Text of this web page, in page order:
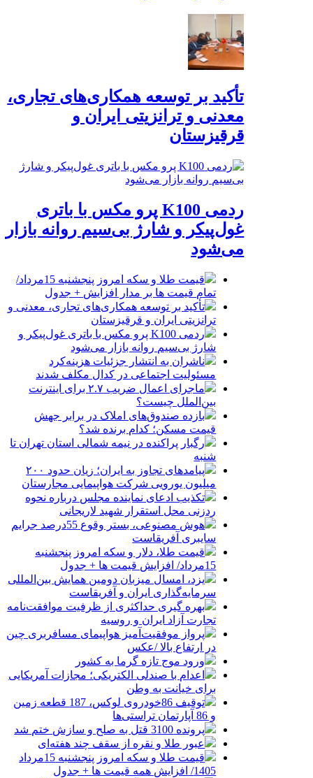
تأکید بر توسعه همکاری‌های تجاری،
معدنی و ترانزیتی ایران و
قرقیزستان
ردمی K100 پرو مکس با باتری
غول‌پیکر و شارژ بی‌سیم روانه بازار
می‌شود
قیمت طلا و سکه امروز پنجشنبه 15مرداد/
تمام قیمت ها بر مدار افزایش + جدول
تأکید بر توسعه همکاری‌های تجاری، معدنی و
ترانزیتی ایران و قرقیزستان
ردمی K100 پرو مکس با باتری غول‌پیکر و
شارژ بی‌سیم روانه بازار می‌شود
ناشران به انتشار جزئیات هزینه‌کرد
مسئولیت اجتماعی در کدال مکلف شدند
ماجرای اعمال ضریب ۲.۷ برای اینترنت
بین‌الملل چیست؟
بازده صندوق‌های املاک در برابر جهش
قیمت مسکن؛ کدام برنده شد؟
رگبار پراکنده در نیمه شمالی استان تهران تا
شنبه
پیامدهای تجاوز به ایران؛ زیان حدود ۲۰۰
میلیون یورویی شرکت هواپیمایی مجارستان
تکذیب ادعای نماینده مجلس درباره نحوه
ردزنی محل استقرار شهید لاریجانی
هوش مصنوعی، بستر وقوع 55درصد جرایم
سایبری آفریقاست
قیمت طلا، دلار و سکه امروز پنجشنبه
15مرداد/ افزایش قیمت ها + جدول
یزد، امسال میزبان دومین همایش بین‌المللی
سرمایه‌گذاری ایران و آفریقاست
بهره گیری حداکثری از ظرفیت موافقت‌نامه
تجارت آزاد ایران و روسیه
پرواز موفقیت‌آمیز هواپیمای مسافربری چین
در ارتفاع بالا /عکس
ورود موج تازه گرما به کشور
اعدام با صندلی الکتریکی؛ مجازات آمریکایی
برای خیانت به وطن
توقیف 86خودروی لوکس، 187 قطعه زمین
و 86 آپارتمان تراستی‌ها
پرونده 3100 قتل به صلح و سازش ختم شد
عبور طلا و نقره از سقف چند هفته‌ای
قیمت طلا و سکه امروز پنجشنبه 15مرداد
1405/ افزایش همه قیمت ها + جدول